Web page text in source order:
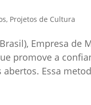
, Projetos de Cultura
Empresa de
promove a
Essa